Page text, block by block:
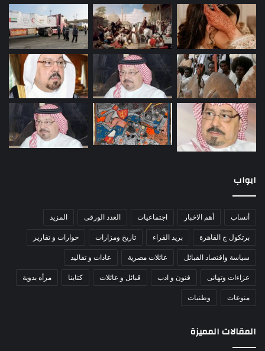
ابواب
أنساب أهم الاخبار اجتماعيات العدد الورقى المزيد
برتكول ج القاهرة بريد القراء تاريخ ومزارات حوارات و تقارير
سياسة واقتصاد القبائل عائلات مصرية عادات و تقاليد
عزاءات وتهانى فنون و ادب قبائل و عائلات كتابنا مرأه بدوية
منوعات وطنيات
المقالات المميزة